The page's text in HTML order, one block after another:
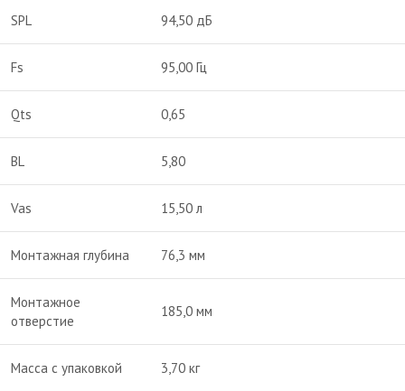
SPL 94,50 дБ
Fs 95,00 Гц
Qts 0,65
BL 5,80
Vas 15,50 л
Монтажная глубина 76,3 мм
Монтажное
отверстие
185,0 мм
Масса с упаковкой 3,70 кг